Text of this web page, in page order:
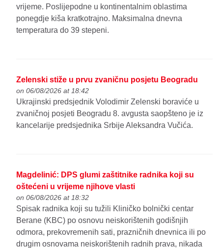
vrijeme. Poslijepodne u kontinentalnim oblastima
ponegdje kiša kratkotrajno. Maksimalna dnevna
temperatura do 39 stepeni.
Zelenski stiže u prvu zvaničnu posjetu Beogradu
on 06/08/2026 at 18:42
Ukrajinski predsjednik Volodimir Zelenski boraviće u
zvaničnoj posjeti Beogradu 8. avgusta saopšteno je iz
kancelarije predsjednika Srbije Aleksandra Vučića.
Magdelinić: DPS glumi zaštitnike radnika koji su
oštećeni u vrijeme njihove vlasti
on 06/08/2026 at 18:32
Spisak radnika koji su tužili Kliničko bolnički centar
Berane (KBC) po osnovu neiskorištenih godišnjih
odmora, prekovremenih sati, prazničnih dnevnica ili po
drugim osnovama neiskorištenih radnih prava, nikada